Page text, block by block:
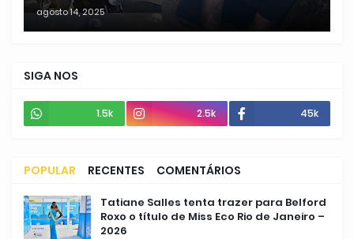
agosto 14, 2025
SIGA NOS
1.5k 2.5k 45k
POPULAR RECENTES COMENTÁRIOS
Tatiane Salles tenta trazer para Belford
Roxo o título de Miss Eco Rio de Janeiro –
2026